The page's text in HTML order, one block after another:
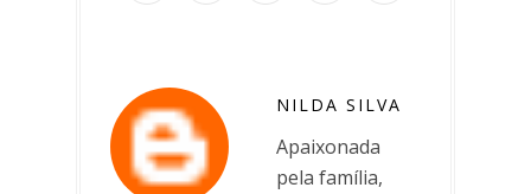
NILDA SILVA
Apaixonada
pela família,